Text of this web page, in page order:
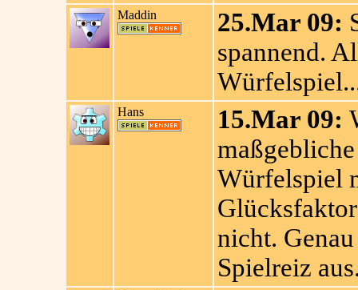
Maddin 25.Mar 09:
spannend.
Hans 15.Mar 09:
Würfelspiel
nicht.
Spielreiz